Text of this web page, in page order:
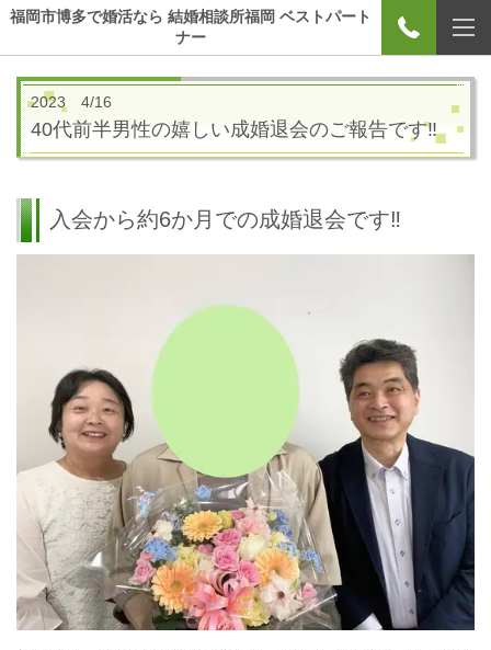
福岡市博多で婚活なら 結婚相談所福岡 ベストパート
ナー
2023 4/16
40代前半男性の嬉しい成婚退会のご報告です‼
入会から約6か月での成婚退会です‼